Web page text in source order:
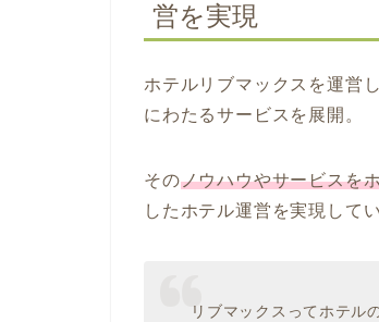
営を実現
ホテルリブマックスを運営
にわたるサービスを展開。
そのノウハウやサービスを
したホテル運営を実現してい
リブマックスってホテル